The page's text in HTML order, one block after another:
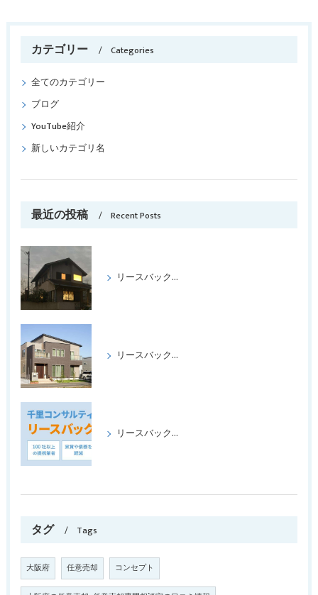
カテゴリー Categories
全てのカテゴリー
ブログ
YouTube紹介
新しいカテゴリ名
最近の投稿 Recent Posts
リースバックをして喜ばれたケース パートⅢ
リースバックをして、喜ばれたケース、パートⅡ
リースバックの成功事例パート1
タグ Tags
大阪府 任意売却 コンセプト